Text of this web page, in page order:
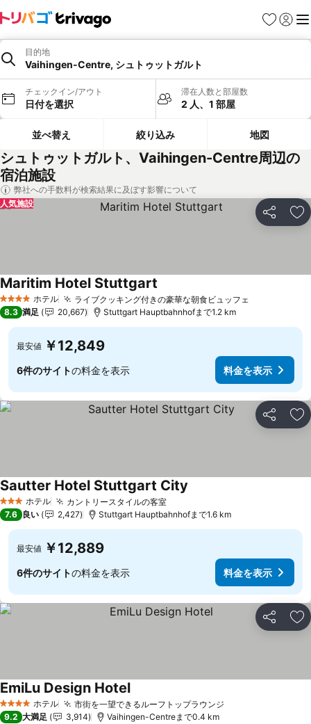
お気に入り
ログイ
メ
目的地
Vaihingen-Centre, シュトゥットガルト
チェックイン/アウト
日付を選択
滞在人数と部屋数
2 人、1 部屋
並べ替え 絞り込み 地図
シュトゥットガルト、Vaihingen-Centre周辺の
宿泊施設
弊社への手数料が検索結果に及ぼす影響について
シェア お
人気施設
4 ホテルのランク
ホテル ライブクッキング付きの豪華な朝食ビュッフェ
Maritim Hotel Stuttgart
8.3 満足 20,667 Stuttgart Hauptbahnhofまで1.2 km
最安値 ￥12,849
6件のサイトの料金を表示 料金を表示
シェア お
3 ホテルのランク
ホテル カントリースタイルの客室料金を表示
Sautter Hotel Stuttgart City
7.6 良い 2,427 Stuttgart Hauptbahnhofまで1.6 km
最安値 ￥12,889
6件のサイトの料金を表示 料金を表示
シェア お
4 ホテルのランク
ホテル 市街を一望できるルーフトップラウンジ
EmiLu Design Hotel料金を表示
9.2 大満足 3,914 Vaihingen-Centreまで0.4 km